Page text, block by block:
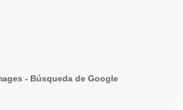
- Búsqueda de Google